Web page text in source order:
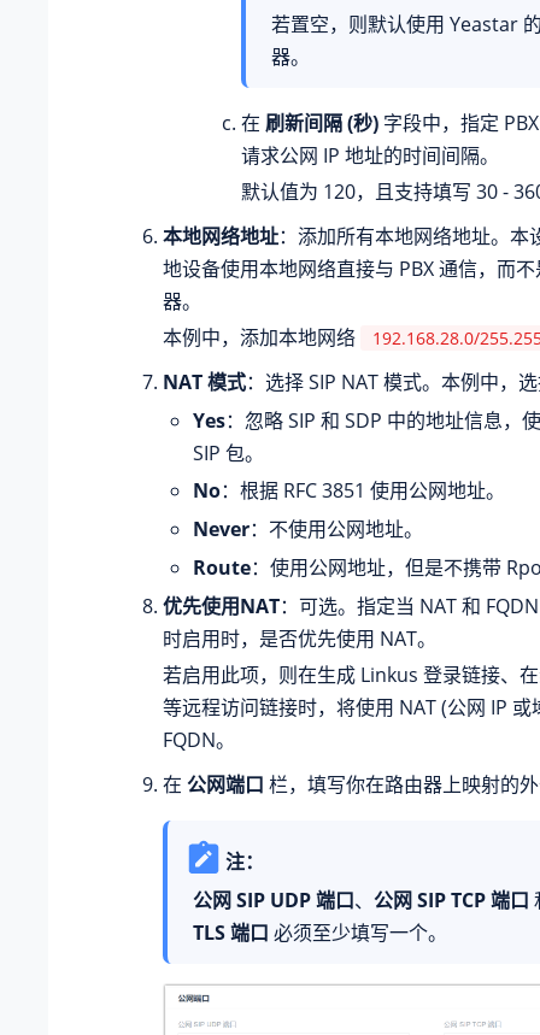
若置空，则默认使用 Yeastar
器。
在 刷新间隔 (秒) 字段中，指定
请求公网 IP 地址的时间间隔。
默认值为 120，且支持填写 30 -
本地网络地址：添加所有本地网络地址。本
地设备使用本地网络直接与 PBX 通信，而
器。
本例中，添加本地网络
192.168.28.0/
NAT 模式：选择 SIP NAT 模式。本例中，
Yes：忽略 SIP 和 SDP 中的地址信息，
SIP 包。
No：根据 RFC 3851 使用公网地址。
Never：不使用公网地址。
Route：使用公网地址，但是不携带
优先使用NAT：可选。指定当 NAT 和
时启用时，是否优先使用 NAT。
若启用此项，则在生成 Linkus 登录链接、
等远程访问链接时，将使用 NAT (公网 IP 或
FQDN。
在 公网端口 栏，填写你在路由器上映射的
注：
公网 SIP UDP 端口、 公网 SIP TCP 端口
TLS 端口 必须至少填写一个。